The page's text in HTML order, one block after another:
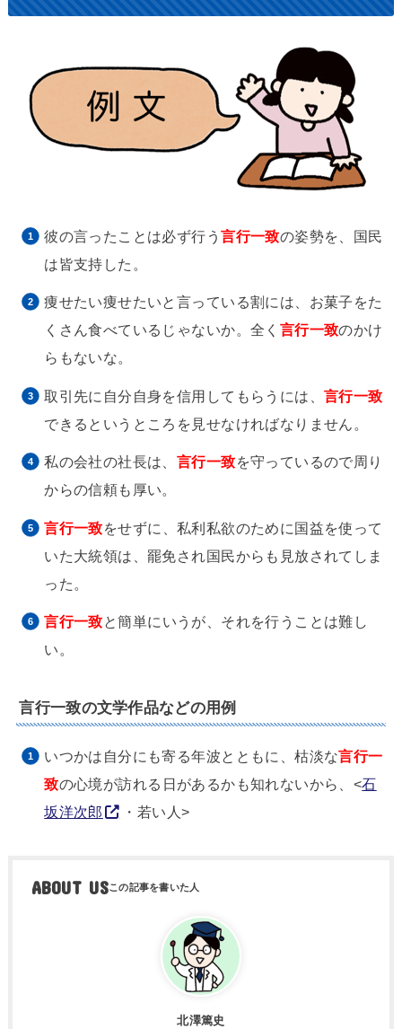
彼の言ったことは必ず行う言行一致の姿勢を、国民
は皆支持した。
痩せたい痩せたいと言っている割には、お菓子をた
くさん食べているじゃないか。全く 言行一致のかけ
らもないな。
取引先に自分自身を信用してもらうには、言行一致
できるというところを見せなければなりません。
私の会社の社長は、 言行一致を守っているので周り
からの信頼も厚い。
言行一致をせずに、私利私欲のために国益を使って
いた大統領は、罷免され国民からも見放されてしま
った。
言行一致と簡単にいうが、それを行うことは難し
い。
言行一致の文学作品などの用例
いつかは自分にも寄る年波とともに、枯淡な言行一
致の心境が訪れる日があるかも知れないから、<石
坂洋次郎
・若い人>
ABOUT US
北澤篤史